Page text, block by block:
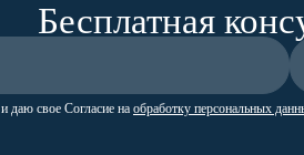
Бесплатная
и даю свое Согласие на обработку персональных